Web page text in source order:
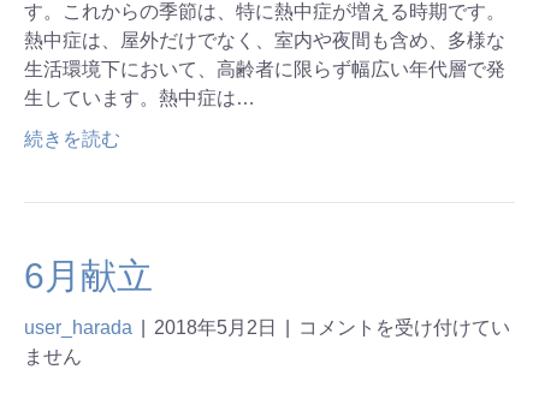
す。これからの季節は、特に熱中症が増える時期です。
熱中症は、屋外だけでなく、室内や夜間も含め、多様な
生活環境下において、高齢者に限らず幅広い年代層で発
生しています。熱中症は…
続きを読む
6月献立
user_harada 2018年5月2日
コメントを受け付けてい
ません